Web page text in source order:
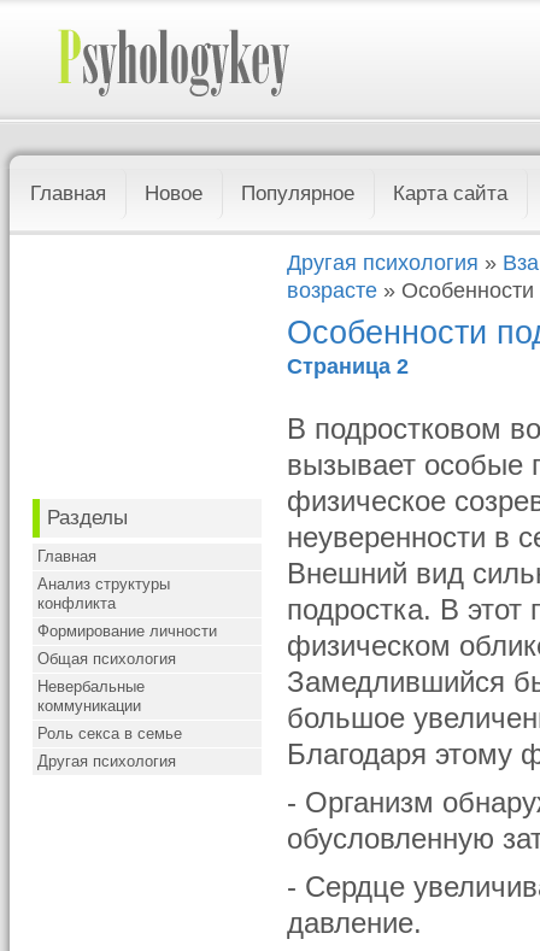
Главная Новое Популярное Карта сайта
Разделы
Главная
Анализ структуры
конфликта
Формирование личности
Общая психология
Невербальные
коммуникации
Роль секса в семье
Другая психология
Другая психология »
возрасте » Особенности
Особенности
Страница 2
В подростковом
вызывает особые
физическое
неуверенности в
Внешний вид
подростка. В
физическом
Замедлившийся
большое
Благодаря этому
- Организм
обусловленную
- Сердце
давление.